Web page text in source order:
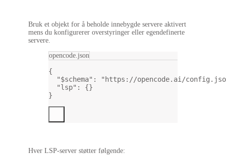
Bruk et objekt for å beholde innebygde servere aktivert
mens du konfigurerer overstyringer eller egendefinerte
servere.
opencode.json
{
"$schema" :
"https://opencode.ai/
"lsp" : {}
}
Hver LSP-server støtter følgende: